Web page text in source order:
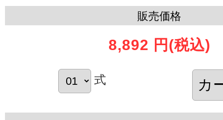
販売価格
8,892 円 (税込)
式